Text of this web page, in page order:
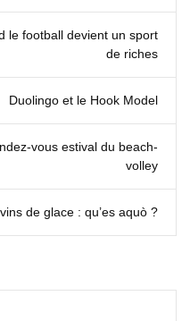
le football devient un sport
de riches
Duolingo et le Hook Model
estival du beach-
volley
de glace : qu’es aquò ?